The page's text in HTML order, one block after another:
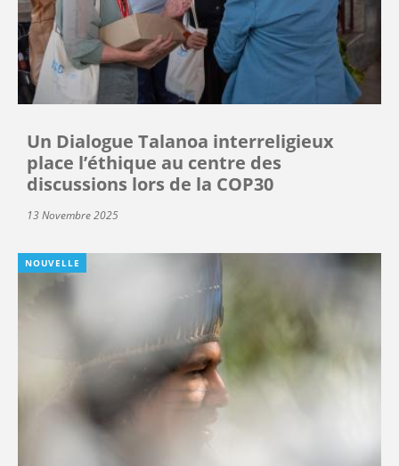
Un Dialogue Talanoa interreligieux
place l’éthique au centre des
discussions lors de la COP30
13 Novembre 2025
NOUVELLE